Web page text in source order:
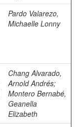
Pardo Valarezo,
Michaelle Lonny
Chang Alvarado,
Arnold Andrés;
Montero Bernabé,
Geanella
Elizabeth